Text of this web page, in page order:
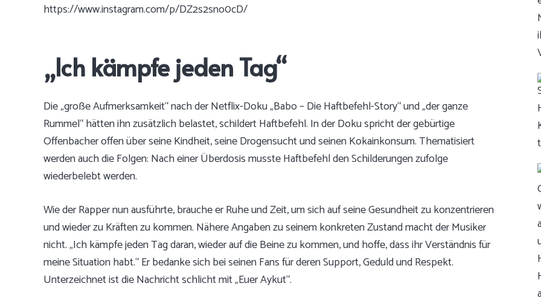
https://www.instagram.com/p/DZ2s2sno0cD/
„Ich kämpfe jeden Tag“
Die „große Aufmerksamkeit“ nach der Netflix-Doku „Babo – Die Haftbefehl-Story“ und „der ganze
Rummel“ hätten ihn zusätzlich belastet, schildert Haftbefehl. In der Doku spricht der gebürtige
Offenbacher offen über seine Kindheit, seine Drogensucht und seinen Kokainkonsum. Thematisiert
werden auch die Folgen: Nach einer Überdosis musste Haftbefehl den Schilderungen zufolge
wiederbelebt werden.
Wie der Rapper nun ausführte, brauche er Ruhe und Zeit, um sich auf seine Gesundheit zu konzentrieren
und wieder zu Kräften zu kommen. Nähere Angaben zu seinem konkreten Zustand macht der Musiker
nicht. „Ich kämpfe jeden Tag daran, wieder auf die Beine zu kommen, und hoffe, dass ihr Verständnis für
meine Situation habt.“ Er bedanke sich bei seinen Fans für deren Support, Geduld und Respekt.
Unterzeichnet ist die Nachricht schlicht mit „Euer Aykut“.